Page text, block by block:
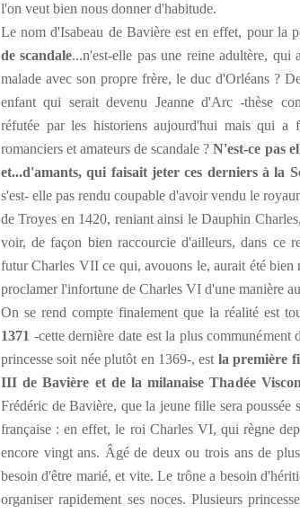
l'on veut bien nous donner d'habitude.
Le nom d'Isabeau de Bavière est en effet, pour la
de scandale...n'est-elle pas une reine adultère,
malade avec son propre frère, le duc d'Orléans ?
enfant qui serait devenu Jeanne d'Arc -thèse
réfutée par les historiens aujourd'hui mais qui a
romanciers et amateurs de scandale ?N'est-ce pas
et...d'amants, qui faisait jeter ces derniers à la
s'est- elle pas rendu coupable d'avoir vendu le
de Troyes en 1420, reniant ainsi le Dauphin
voir, de façon bien raccourcie d'ailleurs, dans ce
futur Charles VII ce qui, avouons le, aurait été bien
proclamer l'infortune de Charles VI d'une manière
On se rend compte finalement que la réalité est
1371 -cette dernière date est la plus
princesse soit née plutôt en 1369-, est la première
III de Bavière et de la milanaise Thadée
Frédéric de Bavière, que la jeune fille sera poussée
française : en effet, le roi Charles VI, qui règne
encore vingt ans. Âgé de deux ou trois ans de
besoin d'être marié, et vite. Le trône a besoin
organiser rapidement ses noces. Plusieurs